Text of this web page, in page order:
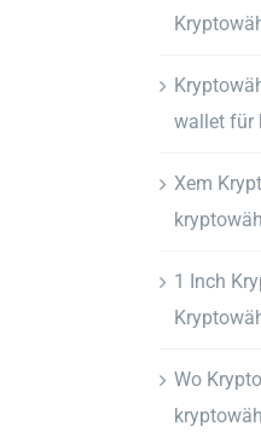
wallet für
Xem
1 Inch
Wo